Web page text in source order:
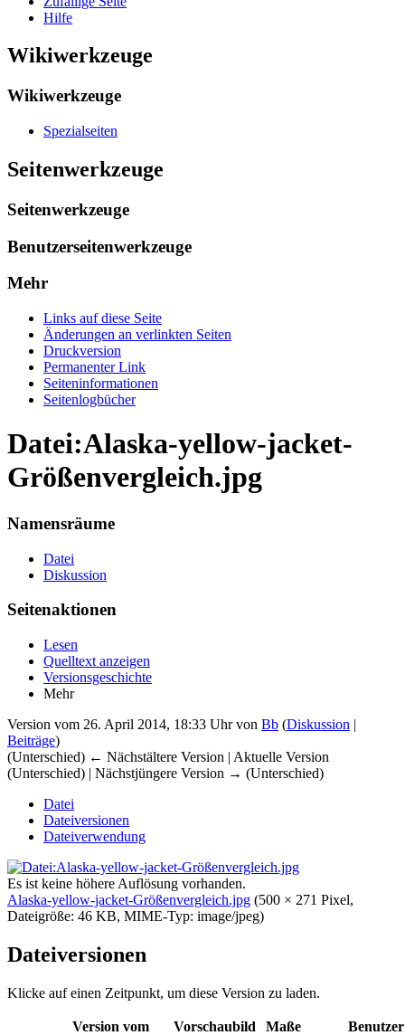
Hilfe
Wikiwerkzeuge
Wikiwerkzeuge
Spezialseiten
Seitenwerkzeuge
Seitenwerkzeuge
Benutzerseitenwerkzeuge
Mehr
Links auf diese Seite
Änderungen an verlinkten Seiten
Druckversion
Permanenter Link
Seiten­informationen
Seitenlogbücher
Datei:Alaska-yellow-jacket-
Größenvergleich.jpg
Namensräume
Datei
Diskussion
Seitenaktionen
Lesen
Quelltext anzeigen
Versionsgeschichte
Mehr
Version vom 26. April 2014, 18:33 Uhr von Bb (Diskussion |
Beiträge)
(Unterschied) ← Nächstältere Version | Aktuelle Version
(Unterschied) | Nächstjüngere Version → (Unterschied)
Datei
Dateiversionen
Dateiverwendung
Es ist keine höhere Auflösung vorhanden.
Alaska-yellow-jacket-Größenvergleich.jpg (500 × 271 Pixel,
Dateigröße: 46 KB, MIME-Typ: image/jpeg)
Dateiversionen
Klicke auf einen Zeitpunkt, um diese Version zu laden.
Version vom Vorschaubild Maße Benutzer